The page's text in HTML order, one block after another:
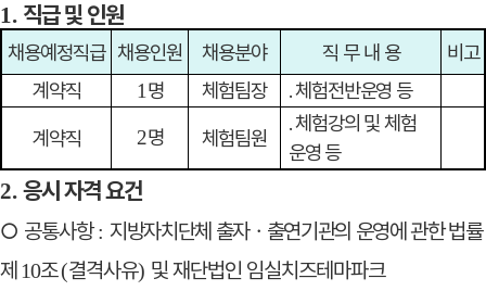
1. 직급 및 인원
채용예정직급 채용인원 채용분야 직 무 내 용
비고
계약직
1 명 체험팀장 ․체험전반운영 등
계약직
2명 체험팀원
․체험강의 및 체험
운영 등
2. 응시 자격 요건
○ 공통사항: 지방자치단체 출자ㆍ 출연기관의 운영에 관한 법률
제 10조(결격사유) 및 재단법인 임실치즈테마파크